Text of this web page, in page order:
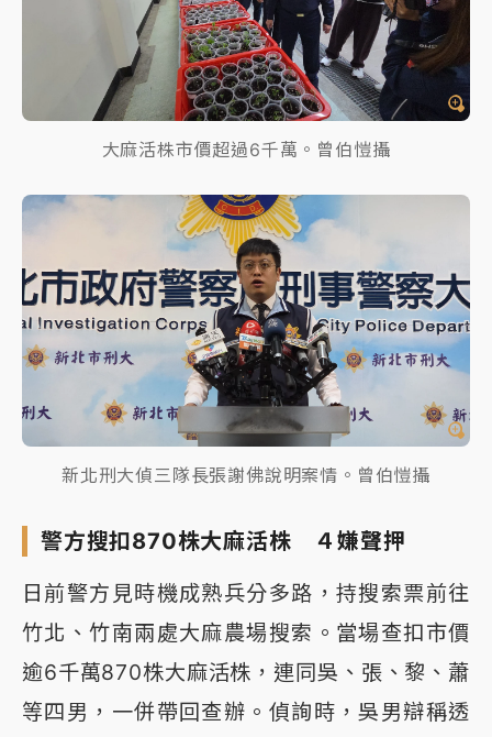
大麻活株市價超過6千萬。曾伯愷攝
新北刑大偵三隊長張謝佛說明案情。曾伯愷攝
警方搜扣870株大麻活株 ４嫌聲押
日前警方見時機成熟兵分多路，持搜索票前往
竹北、竹南兩處大麻農場搜索。當場查扣市價
逾6千萬870株大麻活株，連同吳、張、黎、蕭
等四男，一併帶回查辦。偵詢時，吳男辯稱透